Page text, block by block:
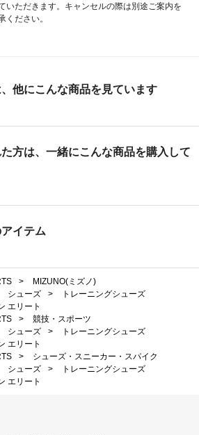
いただきます。キャンセルの際は別途ご案内を
ください。
他にこんな商品を見ています
方は、一緒にこんな商品を購入して
イテム
>
MIZUNO(ミズノ)
シューズ >
トレーニングシューズ
エリート
>
競技・スポーツ
シューズ >
トレーニングシューズ
エリート
>
シューズ・スニーカー・スパイク
シューズ >
トレーニングシューズ
エリート